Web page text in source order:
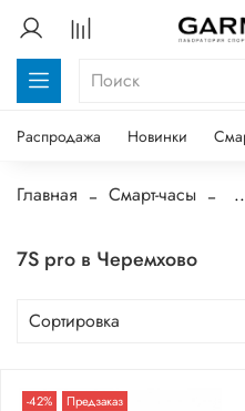
Распродажа Новинки
Главная Смарт-часы
7S pro в Черемхово
-42% Предзаказ